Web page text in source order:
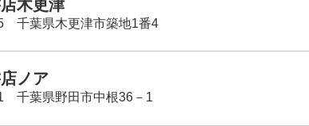
木更津
千葉県木更津市築地1番4
ノア
千葉県野田市中根36－1